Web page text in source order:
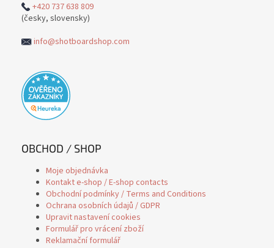
+420 737 638 809
(česky, slovensky)
info@shotboardshop.com
OBCHOD / SHOP
Moje objednávka
Kontakt e-shop / E-shop contacts
Obchodní podmínky / Terms and Conditions
Ochrana osobních údajů / GDPR
Upravit nastavení cookies
Formulář pro vrácení zboží
Reklamační formulář